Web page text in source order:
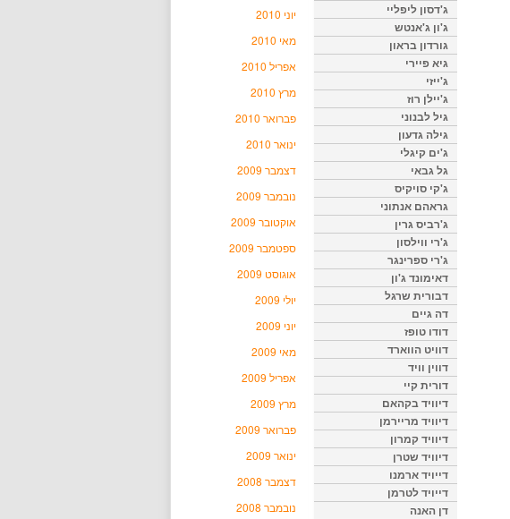
יוני 2010
מאי 2010
אפריל 2010
מרץ 2010
פברואר 2010
ינואר 2010
דצמבר 2009
נובמבר 2009
אוקטובר 2009
ספטמבר 2009
אוגוסט 2009
יולי 2009
יוני 2009
מאי 2009
אפריל 2009
מרץ 2009
פברואר 2009
ינואר 2009
דצמבר 2008
נובמבר 2008
ג'דסון ליפליי
ג'ון ג'אנטש
גורדון בראון
גיא פיירי
ג'ייזי
ג'יילן רוז
גיל לבנוני
גילה גדעון
ג'ים קיגלי
גל גבאי
ג'קי סויקיס
גראהם אנתוני
ג'רביס גרין
ג'רי ווילסון
ג'רי ספרינגר
דאימונד ג'ון
דבורית שרגל
דה גיים
דודו טופז
דוויט הווארד
דווין וויד
דורית קיי
דיוויד בקהאם
דיוויד מריירמן
דיוויד קמרון
דיוויד שטרן
דייויד ארמנו
דייויד לטרמן
דן האנה